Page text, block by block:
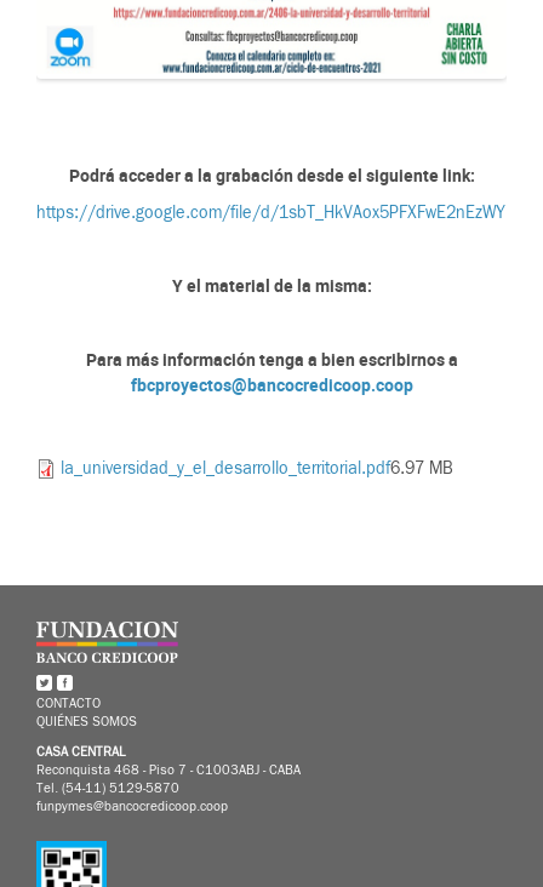
Podrá acceder a la grabación desde el siguiente link:
https://drive.google.com/file/d/
Y el material de la misma:
Para más información tenga a bien escribirnos a
fbcproyectos@bancocredicoop.coop
la_universidad_y_el_desarrollo_territorial.pdf6.97 MB
CONTACTO
QUIÉNES SOMOS
CASA CENTRAL
Reconquista 468 - Piso 7 - C1003ABJ - CABA
Tel. (54-11) 5129-5870
funpymes@bancocredicoop.coop